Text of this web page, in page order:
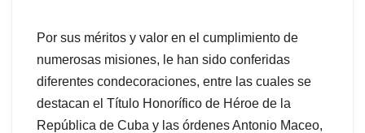
Por sus méritos y valor en el cumplimiento de
numerosas misiones, le han sido conferidas
diferentes condecoraciones, entre las cuales se
destacan el Título Honorífico de Héroe de la
República de Cuba y las órdenes Antonio Maceo,